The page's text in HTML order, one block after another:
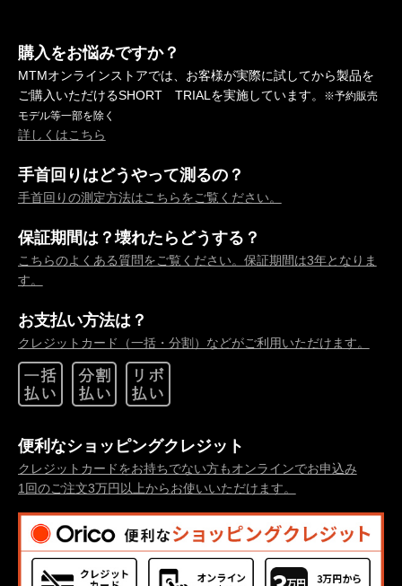
購入をお悩みですか？
MTMオンラインストアでは、お客様が実際に試してから製品を
ご購入いただけるSHORT TRIALを実施しています。
※予約販売
モデル等一部を除く
詳しくはこちら
手首回りはどうやって測るの？
手首回りの測定方法はこちらをご覧ください。
保証期間は？壊れたらどうする？
こちらのよくある質問をご覧ください。保証期間は3年となりま
す。
お支払い方法は？
クレジットカード（一括・分割）などがご利用いただけます。
便利なショッピングクレジット
クレジットカードをお持ちでない方もオンラインでお申込み
1回のご注文3万円以上からお使いいただけます。